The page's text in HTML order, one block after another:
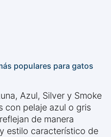
populares para gatos
Azul, Silver y Smoke
con pelaje azul o gris
de manera
estilo característico de